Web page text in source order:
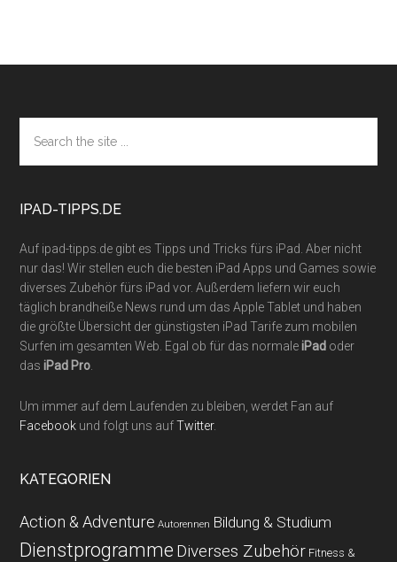
Footer
the
site
IPAD-TIPPS.DE
Auf ipad-tipps.de gibt es Tipps und Tricks fürs iPad. Aber nicht
nur das! Wir stellen euch die besten iPad Apps und Games sowie
diverses Zubehör fürs iPad vor. Außerdem liefern wir euch
täglich brandheiße News rund um das Apple Tablet und haben
die größte Übersicht der günstigsten iPad Tarife zum mobilen
Surfen im gesamten Web. Egal ob für das normaleiPad oder
dasiPad Pro
Um immer auf dem Laufenden zu bleiben, werdet Fan auf
Facebook und folgt uns aufTwitter.
KATEGORIEN
Action & Adventure Autorennen Bildung & Studium
Dienstprogramme Diverses Zubehör Fitness &